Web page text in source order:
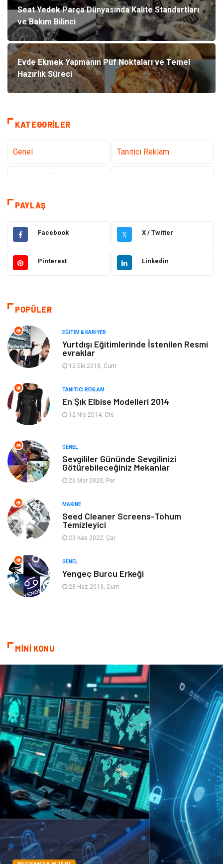
Seat Yedek Parça Dünyasında Kalite Standartları
ve Bakım Bilinci
Evde Ekmek Yapmanın Püf Noktaları ve Temel
Hazırlık Süreci
KATEGORILER
Genel Tanıtıcı Reklam
Hizmet
Hukuk Emlak
Otomotiv Sağlıklı Yaşam
Moda
Makine
Elektronik
Giyim
Ev Dekorasyon Organizasyon
Anne & Çocuk Genel Kültür
Ev İşleri
Gençlik & Eğlence
Mobilya
Evlilik Rehberi
Astroloji Keyfinizi Kaçırmayın
Sigorta Çadır
Yazı Tahtaları Pet Malzemeleri
PAYLAŞ
Facebook X X / Twitter
Pinterest Linkedin
POPÜLER
EĞITIM & KARIYER
Yurtdışı Eğitimlerinde İstenilen Resmi
evraklar
12 Eki 2018, Cum
TANITICI REKLAM
En Şık Elbise Modelleri 2014
12 Nis 2014, Cts
GENEL
Sevgililer Gününde Sevgilinizi
Götürebileceğiniz Mekanlar
26 Mar 2020, Per
MAKINE
Seed Cleaner Screens-Tohum
Temizleyici
23 Kas 2022, Çar
GENEL
Yengeç Burcu Erkeği
28 Haz 2013, Cum
MİNİ KONU